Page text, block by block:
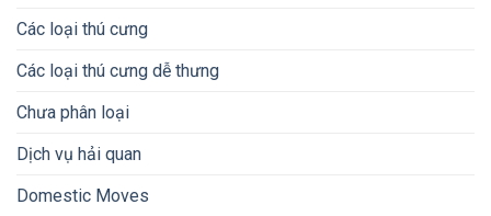
Các loại thú cưng
Các loại thú cưng dễ thưng
Chưa phân loại
Dịch vụ hải quan
Domestic Moves